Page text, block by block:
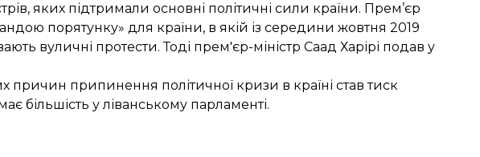
яких підтримали основні політичні сили країни. Прем’єр
порятунку» для країни, в якій із середини жовтня 2019
вуличні протести. Тоді прем'єр-міністр Саад Харірі подав у
причин припинення політичної кризи в країні став тиск
має більшість у ліванському парламенті.